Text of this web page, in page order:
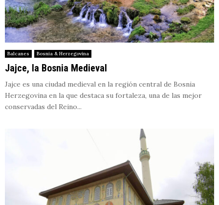
Balcanes Bosnia & Herzegovina
Jajce, la Bosnia Medieval
Jajce es una ciudad medieval en la región central de Bosnia
Herzegovina en la que destaca su fortaleza, una de las mejor
conservadas del Reino...